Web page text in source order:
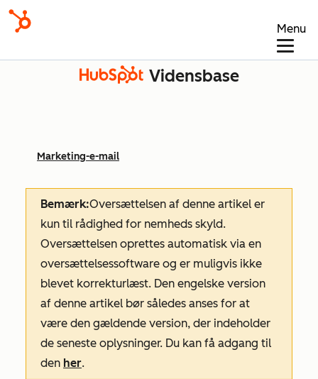
Menu
Vidensbase
Marketing-e-mail
Bemærk:Oversættelsen af denne artikel er
kun til rådighed for nemheds skyld.
Oversættelsen oprettes automatisk via en
oversættelsessoftware og er muligvis ikke
blevet korrekturlæst. Den engelske version
af denne artikel bør således anses for at
være den gældende version, der indeholder
de seneste oplysninger. Du kan få adgang til
den her.